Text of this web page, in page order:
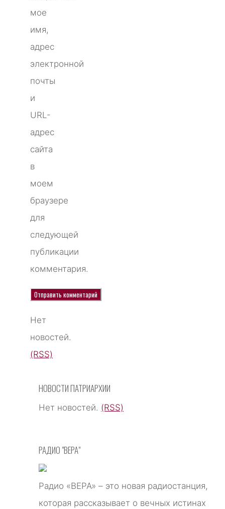
мое
имя,
адрес
электронной
почты
и
URL-
адрес
сайта
в
моем
браузере
для
следующей
публикации
комментария.
Нет
новостей.
(RSS)
НОВОСТИ ПАТРИАРХИИ
Нет новостей. (RSS)
РАДИО "ВЕРА"
Радио «ВЕРА» – это новая радиостанция,
которая рассказывает о вечных истинах